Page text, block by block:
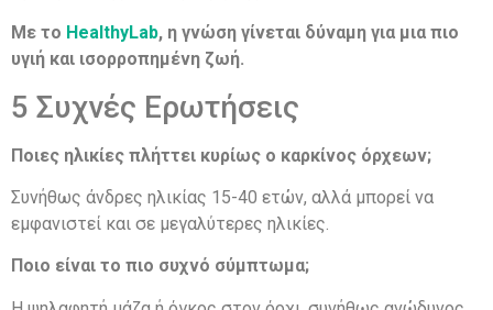
Με το HealthyLab, η γνώση γίνεται δύναμη για μια πιο
υγιή και ισορροπημένη ζωή.
5 Συχνές Ερωτήσεις
Ποιες ηλικίες πλήττει κυρίως ο καρκίνος όρχεων;
Συνήθως άνδρες ηλικίας 15-40 ετών, αλλά μπορεί να
εμφανιστεί και σε μεγαλύτερες ηλικίες.
Ποιο είναι το πιο συχνό σύμπτωμα;